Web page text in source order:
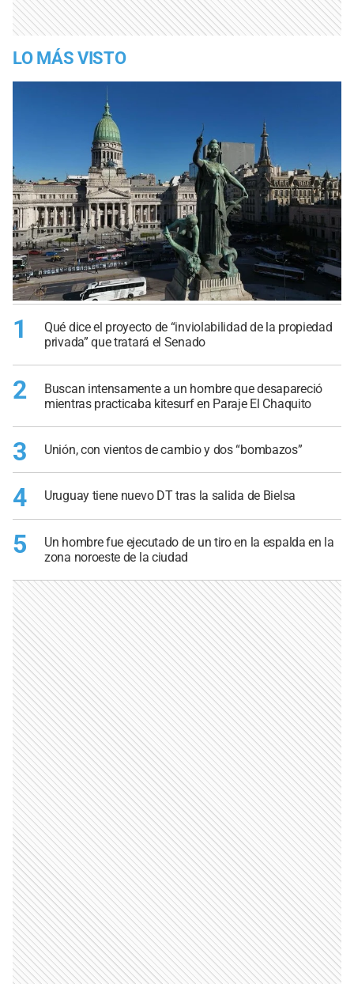
LO MÁS VISTO
1
Qué dice el proyecto de “inviolabilidad de la propiedad
privada” que tratará el Senado
2
Buscan intensamente a un hombre que desapareció
mientras practicaba kitesurf en Paraje El Chaquito
3 Unión, con vientos de cambio y dos “bombazos”
4 Uruguay tiene nuevo DT tras la salida de Bielsa
5
Un hombre fue ejecutado de un tiro en la espalda en la
zona noroeste de la ciudad